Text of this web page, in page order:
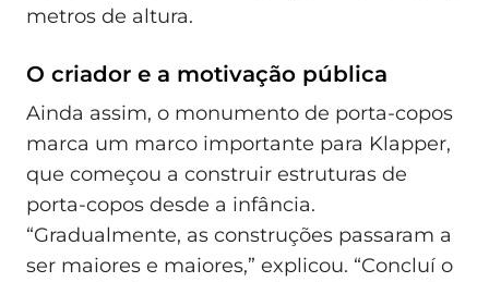
metros de altura.
O criador e a motivação pública
Ainda assim, o monumento de porta-copos
marca um marco importante para Klapper,
que começou a construir estruturas de
porta-copos desde a infância.
“Gradualmente, as construções passaram a
ser maiores e maiores,” explicou. “Concluí o